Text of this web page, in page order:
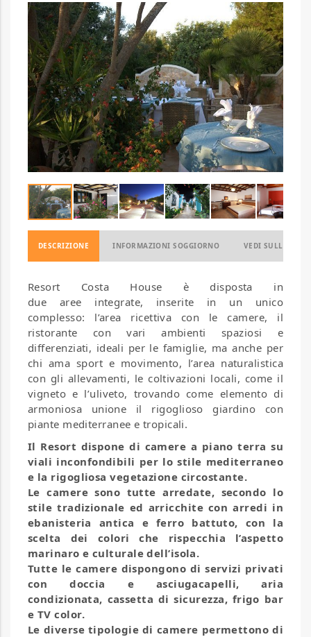
DESCRIZIONE INFORMAZIONI SOGGIORNO VEDI SULLA
Resort Costa House è disposta in
due aree integrate, inserite in un unico
complesso: l’area ricettiva con le camere, il
ristorante con vari ambienti spaziosi e
differenziati, ideali per le famiglie, ma anche per
chi ama sport e movimento, l’area naturalistica
con gli allevamenti, le coltivazioni locali, come il
vigneto e l’uliveto, trovando come elemento di
armoniosa unione il rigoglioso giardino con
piante mediterranee e tropicali.
Il Resort dispone di camere a piano terra su
viali inconfondibili per lo stile mediterraneo
e la rigogliosa vegetazione circostante.
Le camere sono tutte arredate, secondo lo
stile tradizionale ed arricchite con arredi in
ebanisteria antica e ferro battuto, con la
scelta dei colori che rispecchia l’aspetto
marinaro e culturale dell’isola.
Tutte le camere dispongono di servizi privati
con doccia e asciugacapelli, aria
condizionata, cassetta di sicurezza, frigo bar
e TV color.
Le diverse tipologie di camere permettono di